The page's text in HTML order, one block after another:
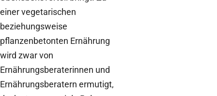
einer vegetarischen
beziehungsweise
pflanzenbetonten Ernährung
wird zwar von
Ernährungsberaterinnen und
Ernährungsberatern ermutigt,